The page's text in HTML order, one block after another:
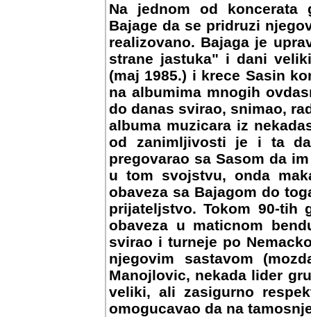
Na jednom od koncerata
da se pridruzi
realizovano. Bajaga je
strane jastuka" i dani
(maj 1985.) i krece Sasin
na albumima mnogih
do danas svirao, snimao,
albuma muzicara iz
od zanimljivosti je i ta
pregovarao sa Sasom da
u tom svojstvu, onda
obaveza sa Bajagom do
prijateljstvo. Tokom 90-tih
obaveza u maticnom
svirao i turneje po
njegovim sastavom
Manojlovic, nekada lider
veliki, ali zasigurno
omogucavao da na